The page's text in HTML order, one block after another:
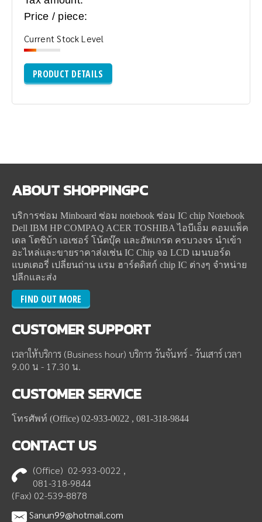
Price / piece:
Current Stock Level
PRODUCT DETAILS
ABOUTSHOPPINGPC
บริการซ่อม Minboard ซ่อม notebook ซ่อม IC chip Notebook
Dell IBM HP COMPAQ ACER TOSHIBA ไอบีเอ็ม คอมแพ็ค
เดล โตชิบ้า เอเซอร์ โน้ตบุ๊ค และอัพเกรด ครบวงจร นำเข้า
อะไหล่และขายราคาส่งเช่น IC Chip จอ LCD เมนบอร์ด
แบตเตอรี่ เปลี่ยนถ่าน แรม ฮาร์ดดิสก์ chip IC ต่างๆ จำหน่าย
ปลีกและส่ง
FIND OUT MORE
CUSTOMERSUPPORT
เวลาให้บริการ (Business hour) บริการ วันจันทร์ - วันเสาร์ เวลา
9.00 น - 17.30 น.
CUSTOMERSERVICE
โทรศัพท์ (Office) 02-933-0022 , 081-318-9844
CONTACTUS
(Office) 02-933-0022 ,
081-318-9844
(Fax) 02-539-8878
Sanun99@hotmail.com